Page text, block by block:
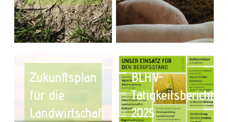
Zukunftsplan
für die
Landwirtschaft
BLHV-
Tätigkeitsbericht
2025